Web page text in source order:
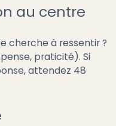
au centre
cherche à ressentir ?
praticité). Si
attendez 48